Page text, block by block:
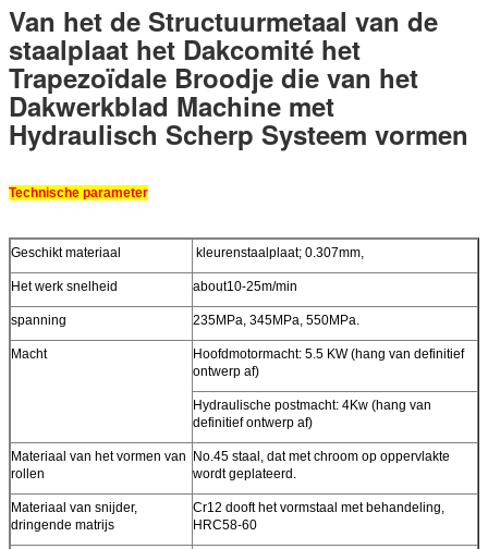
Van het de Structuurmetaal van de
staalplaat het Dakcomité het
Trapezoïdale Broodje die van het
Dakwerkblad Machine met
Hydraulisch Scherp Systeem vormen
Technische parameter
Geschikt materiaal kleurenstaalplaat; 0.307mm,
Het werk snelheid about10-25m/min
spanning 235MPa, 345MPa, 550MPa.
Macht
Hoofdmotormacht: 5.5 KW (hang van definitief
ontwerp af)
Hydraulische postmacht: 4Kw (hang van
definitief ontwerp af)
Materiaal van het vormen van
rollen
No.45 staal, dat met chroom op oppervlakte
wordt geplateerd.
Materiaal van snijder,
dringende matrijs
Cr12 dooft het vormstaal met behandeling,
HRC58-60